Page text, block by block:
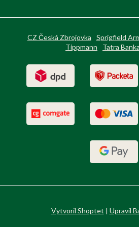
CZ Česká Zbrojovka Sprigfield
Tippmann
Tatra
Vytvoril Shoptet | Upravil